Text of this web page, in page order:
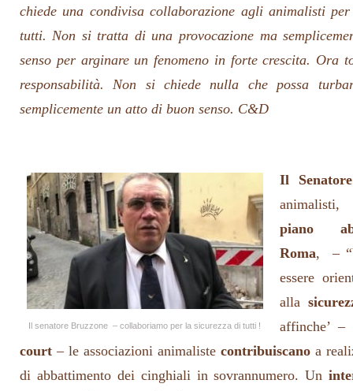
chiede una condivisa collaborazione agli animalisti
tutti. Non si tratta di una provocazione ma
senso per arginare un fenomeno in forte crescita. Ora
responsabilità. Non si chiede nulla che possa
semplicemente un atto di buon senso. C&D
Il senatore Bruzzone – collaboriamo per la sicurezza di tutti !
Il
animalisti,
piano
Roma, –
essere
alla
affinche’
court – le associazioni animaliste contribuiscano a
di abbattimento dei cinghiali in sovrannumero. Un